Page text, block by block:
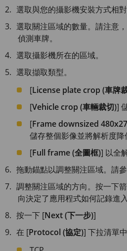
選取與您的攝影機安裝方式相對
選取關注區域的數量。請注意
偵測車牌。
選取攝影機所在的區域。
選取擷取類型。
[License plate crop (車牌
[Vehicle crop (車輛裁切)]
[Frame downsized
儲存整個影像並將解析度降
[Full frame (全圖框)] 以全
拖動錨點以調整關注區域。請
調整關注區域的方向。按一下
向決定了應用程式如何記錄進
按一下 [Next (下一步)]
在 [Protocol (協定)] 下拉清單